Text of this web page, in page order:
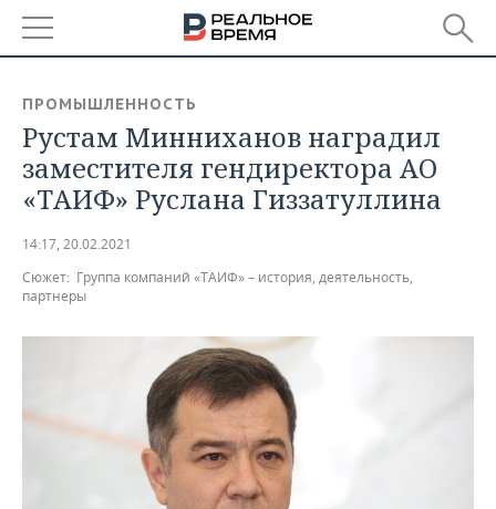
БАШКОРТОСТАН
ТАТАРСТАН
НОВОСТИ
АНАЛИТИКА
ДЕКЛАРАЦИИ О ДОХОДАХ
КОРОЛИ ГОСЗАКАЗА ПФО
ВУЗЫ ТАТАРСТАНА
КОМУ ПРИНАДЛЕЖАТ
ТОРГОВЫЕ ЦЕНТРЫ
ТАТАРСТАНА
НОВОСТИ ЭКОНОМИКИ
ФИНАНСЫ
БЮДЖЕТ
ПРОМЫШЛЕННОСТЬ
НОВОСТИ
ПРОМЫШЛЕННОСТИ
МАШИНОСТРОЕНИЕ
НЕДВИЖИМОСТЬ
НОВОСТИ НЕДВИЖИМОСТИ
НОВОСТИ АВТО
БИЗНЕС
НОВОСТИ БИЗНЕСА
ПРОМЫШЛЕННОСТЬ
Рустам Минниханов наградил
заместителя гендиректора АО
«ТАИФ» Руслана Гиззатуллина
14:17, 20.02.2021
Сюжет: Группа компаний «ТАИФ» – история, деятельность,
партнеры